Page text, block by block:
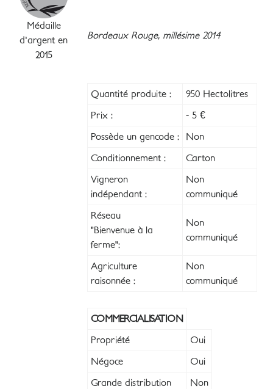
Médaille
d'argent en
2015
Bordeaux Rouge, millésime 2014
Quantité produite : 950 Hectolitres
Prix : - 5 €
Possède un gencode : Non
Conditionnement : Carton
Vigneron
indépendant :
Non
communiqué
Réseau
"Bienvenue à la
ferme":
Non
communiqué
Agriculture
raisonnée :
Non
communiqué
COMMERCIALISATION
Propriété Oui
Négoce Oui
Grande distribution Non